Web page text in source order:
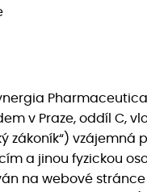
v Praze, oddíl C,
zákoník“)
a jinou fyzickou
na webové